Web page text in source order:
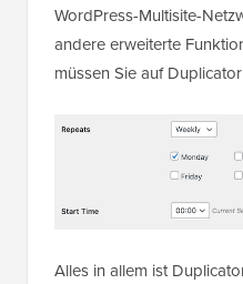
WordPress-Multisite-
andere erweiterte
müssen Sie auf
Alles in allem ist